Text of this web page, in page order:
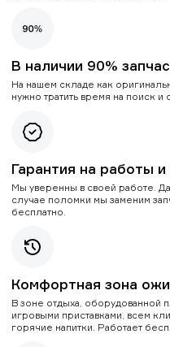
В наличии 90%
На нашем складе как
нужно тратить время на поиск
Гарантия на работы и
Мы уверенны в своей работе.
случае поломки мы заменим
бесплатно.
Комфортная зона
В зоне отдыха, оборудованной
игровыми приставками, всем
горячие напитки. Работает